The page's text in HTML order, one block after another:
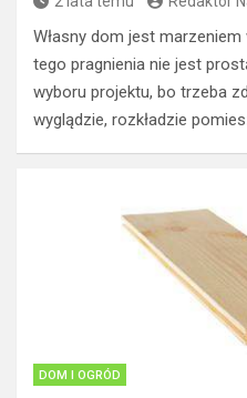
Własny dom jest
tego pragnienia nie jest
wyboru projektu, bo trzeba
wyglądzie, rozkładzie
DOM I OGRÓD